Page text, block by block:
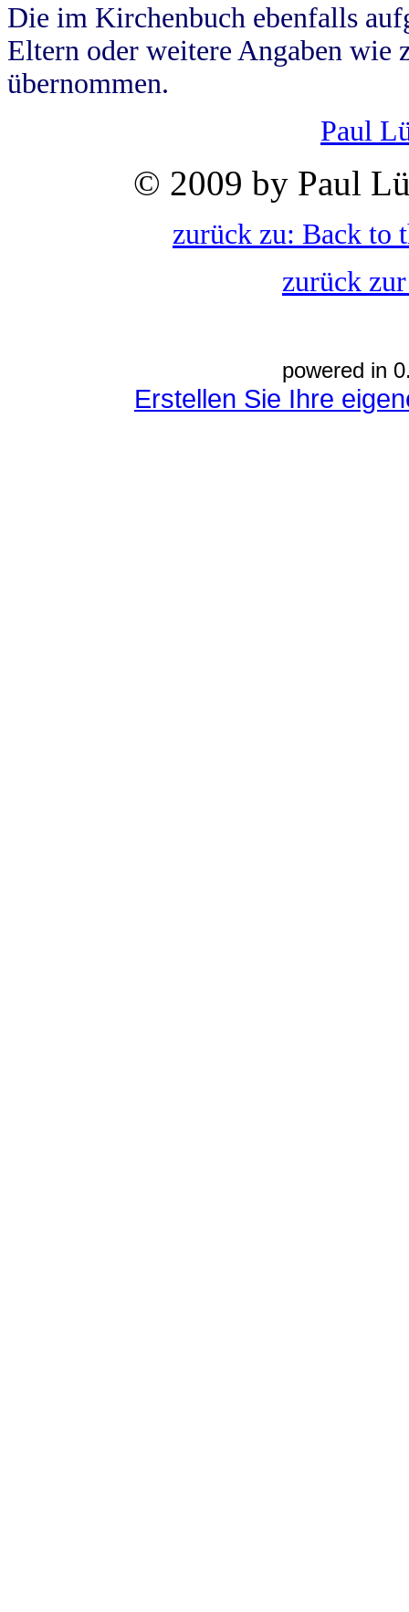
Die im Kirchenbuch ebenfalls
Eltern oder weitere Angaben wie
übernommen.
Paul
© 2009 by Paul
zurück zu: Back to
zurück
powered in
Erstellen Sie Ihre